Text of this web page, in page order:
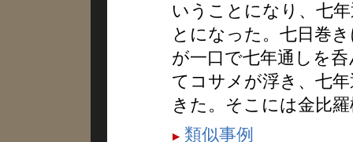
いうことになり、七
とになった。七日巻
が一口で七年通しを
てコサメが浮き、七
きた。そこには金比
類似事例